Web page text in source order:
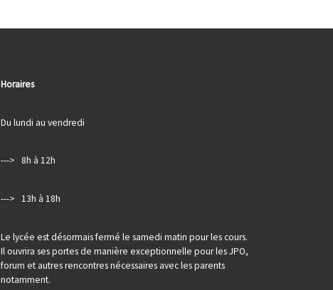
Horaires
Du lundi au vendredi
---> 8h à 12h
---> 13h à 18h
Le lycée est désormais fermé le samedi matin pour les cours.
Il ouvrira ses portes de manière exceptionnelle pour les JPO,
forum et autres rencontres nécessaires avec les parents
notamment.